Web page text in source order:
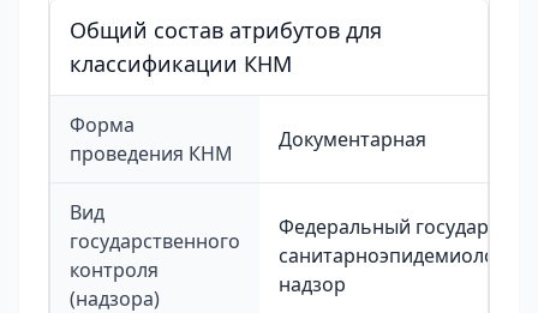
Общий состав атрибутов для
классификации КНМ
Форма
проведения КНМ
Документарная
Вид
государственного
контроля
(надзора)
Федеральный
надзор